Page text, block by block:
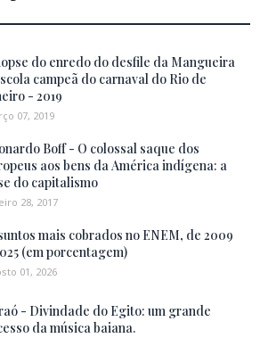
do enredo do desfile da Mangueira
campeã do carnaval do Rio de
- 2019
07, 2019
Boff - O colossal saque dos
aos bens da América indígena: a
do capitalismo
28, 2017
mais cobrados no ENEM, de 2009
(em porcentagem)
01, 2026
- Divindade do Egito: um grande
da música baiana.